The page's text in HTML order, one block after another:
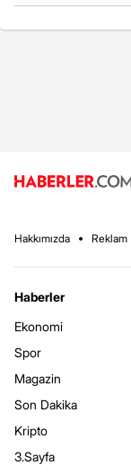
Hakkımızda Reklam
Haberler
Ekonomi
Spor
Magazin
Son Dakika
Kripto
3.Sayfa